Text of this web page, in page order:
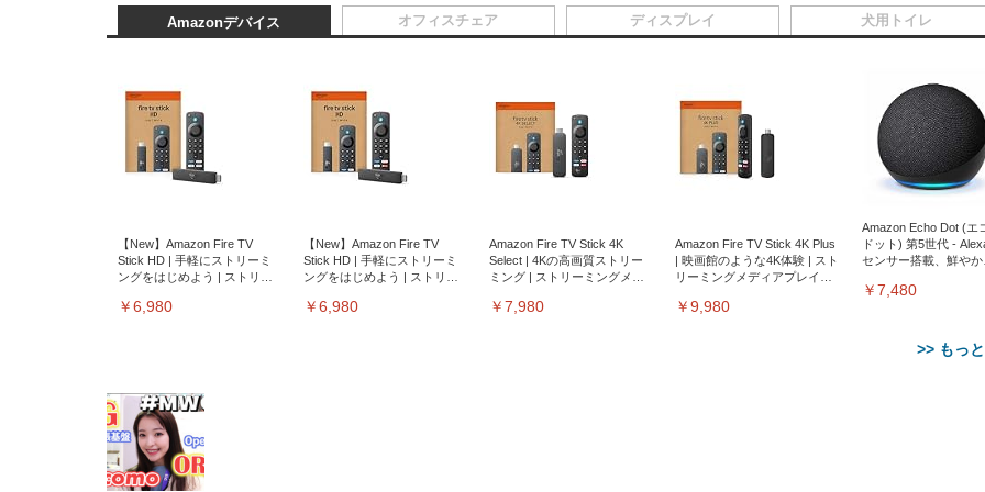
Amazonデバイス
【New】Amazon Fire TV
Stick HD | 手軽にストリーミ
ングをはじめよう | ストリー
￥6,980
【New】Amazon Fire TV
Stick HD | 手軽にストリーミ
ングをはじめよう | ストリー
￥6,980
Amazon Fire TV Stick 4K
Select | 4Kの高画質ストリー
ミング | ストリーミングメデ
￥7,980
Amazon Fire TV Stick 4K Plus
| 映画館のような4K体験 | スト
リーミングメディアプレイヤ
￥9,980
Amazon Echo Dot (エ
ドット) 第5世代 -
センサー搭載、鮮やか
￥7,480
>> もっ
オフィスチェア ディスプレイ 犬用トイレ